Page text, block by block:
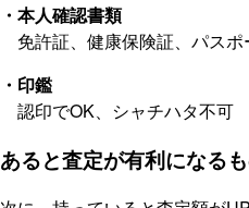
・本人確認書類
免許証、健康保険証、パス
・印鑑
認印でOK、シャチハタ不可
あると査定が有利になる